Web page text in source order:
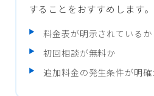
することをおすすめします。
料金表が明示されているか
初回相談が無料か
追加料金の発生条件が明確